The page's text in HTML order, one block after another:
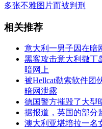
多张不雅图片而被判刑
相关推荐
意大利一男子因在暗
黑客攻击意大利撒丁
暗网上
被Hellcat勒索软件团
暗网泄露
德国警方摧毁了大型
据报道，英国的部分
澳大利亚堪培拉一名